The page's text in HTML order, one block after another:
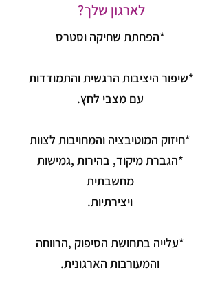
לארגון שלך?
*הפחתת שחיקה וסטרס
*שיפור היציבות הרגשיתוהתמודדות
עם מצבי לחץ.
*חיזוק המוטיבציה והמחויבות לצוות
*הגברת מיקוד, בהירות ,גמישות
מחשבתית
ויצירתיות.
*עלייה בתחושת הסיפוק ,הרווחה
והמעורבות הארגונית.